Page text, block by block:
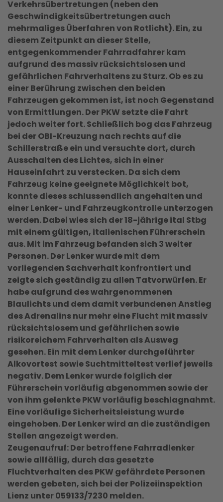
Verkehrsübertretungen (neben den
Geschwindigkeitsübertretungen auch
mehrmaliges Überfahren von Rotlicht). Ein, zu
diesem Zeitpunkt an dieser Stelle,
entgegenkommender Fahrradfahrer kam
aufgrund des massiv rücksichtslosen und
gefährlichen Fahrverhaltens zu Sturz. Ob es zu
einer Berührung zwischen den beiden
Fahrzeugen gekommen ist, ist noch Gegenstand
von Ermittlungen. Der PKW setzte die Fahrt
jedoch weiter fort. Schließlich bog das Fahrzeug
bei der OBI-Kreuzung nach rechts auf die
Schillerstraße ein und versuchte dort, durch
Ausschalten des Lichtes, sich in einer
Hauseinfahrt zu verstecken. Da sich dem
Fahrzeug keine geeignete Möglichkeit bot,
konnte dieses schlussendlich angehalten und
einer Lenker- und Fahrzeugkontrolle unterzogen
werden. Dabei wies sich der 18-jährige ital Stbg
mit einem gültigen, italienischen Führerschein
aus. Mit im Fahrzeug befanden sich 3 weiter
Personen. Der Lenker wurde mit dem
vorliegenden Sachverhalt konfrontiert und
zeigte sich geständig zu allen Tatvorwürfen. Er
habe aufgrund des wahrgenommenen
Blaulichts und dem damit verbundenen Anstieg
des Adrenalins nur mehr eine Flucht mit massiv
rücksichtslosem und gefährlichen sowie
risikoreichem Fahrverhalten als Ausweg
gesehen. Ein mit dem Lenker durchgeführter
Alkovortest sowie Suchtmitteltest verlief jeweils
negativ. Dem Lenker wurde folglich der
Führerschein vorläufig abgenommen sowie der
von ihm gelenkte PKW vorläufig beschlagnahmt.
Eine vorläufige Sicherheitsleistung wurde
eingehoben. Der Lenker wird an die zuständigen
Stellen angezeigt werden.
Zeugenaufruf: Der betroffene Fahrradlenker
sowie allfällig, durch das gesetzte
Fluchtverhalten des PKW gefährdete Personen
werden gebeten, sich bei der Polizeiinspektion
Lienz unter 059133/7230 melden.